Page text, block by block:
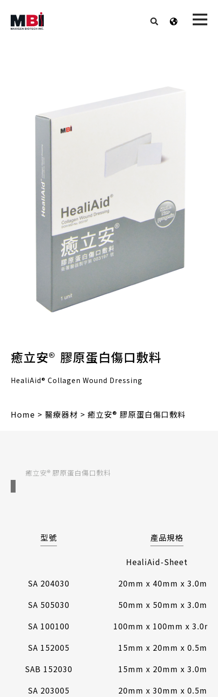
癒立安® 膠原蛋白傷口敷料
HealiAid® Collagen Wound Dressing
Home >醫療器材 >癒立安® 膠原蛋白傷口敷料
癒立安® 膠原蛋白傷口敷料
型號 產品規格
HealiAid-Sheet
SA 204030
20mm x 40mm x 3.0mm
SA 505030
50mm x 50mm x 3.0mm
SA 100100
100mm x 100mm x
SA 152005
15mm x 20mm x 0.5mm
SAB 152030
15mm x 20mm x 3.0mm
SA 203005
20mm x 30mm x 0.5mm